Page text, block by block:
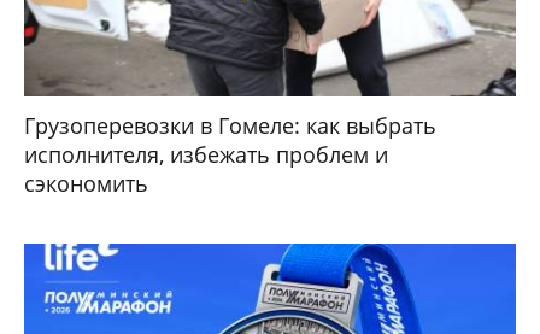
Грузоперевозки в Гомеле: как выбрать
исполнителя, избежать проблем и
сэкономить